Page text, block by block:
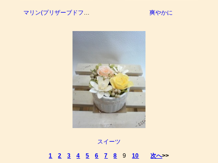
マリン(プリザーブドフ… 爽やかに
スイーツ
1 2 3 4 5 6 7 8 910 次へ>>